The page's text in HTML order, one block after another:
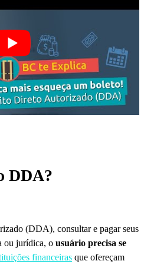
DDA?
(DDA), consultar e pagar seus
ou jurídica, o usuário precisa se
financeiras que ofereçam